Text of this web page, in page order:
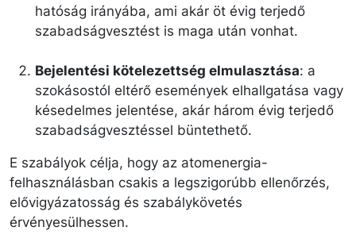
hatóság irányába, ami akár öt évig terjedő
szabadságvesztést is maga után vonhat.
Bejelentési kötelezettség elmulasztása: a
szokásostól eltérő események elhallgatása vagy
késedelmes jelentése, akár három évig terjedő
szabadságvesztéssel büntethető.
E szabályok célja, hogy az atomenergia-
felhasználásban csakis a legszigorúbb ellenőrzés,
elővigyázatosság és szabálykövetés
érvényesülhessen.